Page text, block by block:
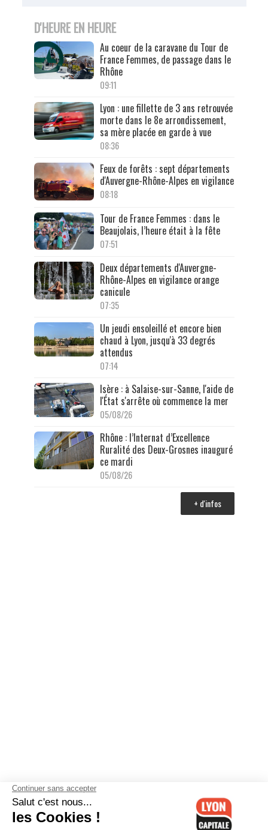
D'HEURE EN HEURE
Au coeur de la caravane du Tour de
France Femmes, de passage dans le
Rhône
09:11
Lyon : une fillette de 3 ans retrouvée
morte dans le 8e arrondissement,
sa mère placée en garde à vue
08:36
Feux de forêts : sept départements
d'Auvergne-Rhône-Alpes en vigilance
08:18
Tour de France Femmes : dans le
Beaujolais, l’heure était à la fête
07:51
Deux départements d'Auvergne-
Rhône-Alpes en vigilance orange
canicule
07:35
Un jeudi ensoleillé et encore bien
chaud à Lyon, jusqu'à 33 degrés
attendus
07:14
Isère : à Salaise-sur-Sanne, l'aide de
l'État s'arrête où commence la mer
05/08/26
Rhône : l’Internat d’Excellence
Ruralité des Deux-Grosnes inauguré
ce mardi
05/08/26
+ d'infos